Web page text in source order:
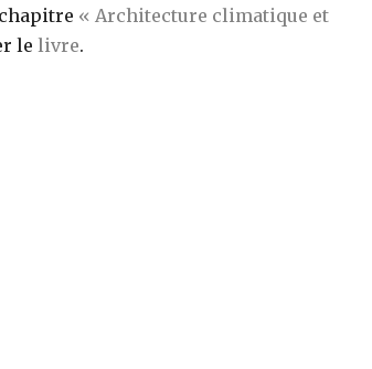
« Architecture climatique et
le livre.